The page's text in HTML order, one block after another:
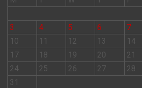
3
4 5 6 7
10
11 12 13 14
17
18 19 20 21
24
25 26 27 28
31